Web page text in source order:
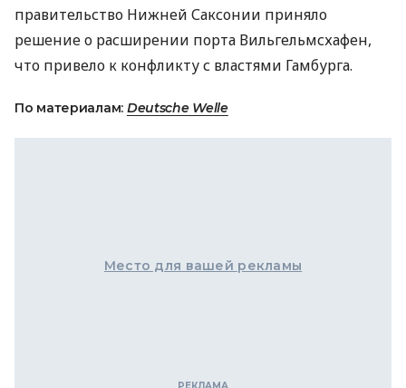
правительство Нижней Саксонии приняло
решение о расширении порта Вильгельмсхафен,
что привело к конфликту с властями Гамбурга.
По материалам: Deutsche Welle
Место для вашей рекламы